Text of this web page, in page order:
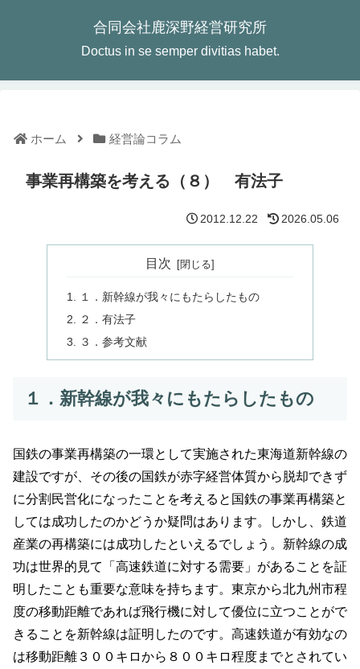
合同会社鹿深野経営研究所
Doctus in se semper divitias habet.
ホーム 経営論コラム
事業再構築を考える（８） 有法子
2012.12.22 2026.05.06
目次
１．新幹線が我々にもたらしたもの
２．有法子
３．参考文献
１．新幹線が我々にもたらしたもの
国鉄の事業再構築の一環として実施された東海道新幹線の
建設ですが、その後の国鉄が赤字経営体質から脱却できず
に分割民営化になったことを考えると国鉄の事業再構築と
しては成功したのかどうか疑問はあります。しかし、鉄道
産業の再構築には成功したといえるでしょう。新幹線の成
功は世界的見て「高速鉄道に対する需要」があることを証
明したことも重要な意味を持ちます。東京から北九州市程
度の移動距離であれば飛行機に対して優位に立つことがで
きることを新幹線は証明したのです。高速鉄道が有効なの
は移動距離３００キロから８００キロ程度までとされてい